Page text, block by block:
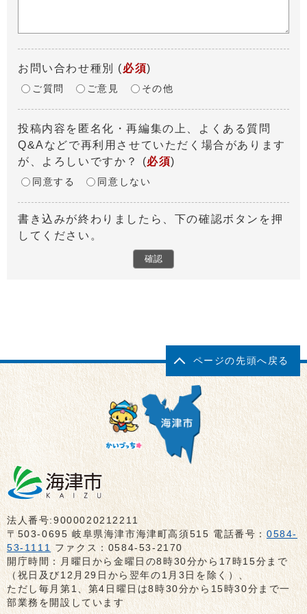
お問い合わせ種別 (必須)
ご質問 ご意見 その他
投稿内容を匿名化・再編集の上、よくある質問
Q&Aなどで再利用させていただく場合があります
が、よろしいですか？
(必須)
同意する 同意しない
書き込みが終わりましたら、下の確認ボタンを押
してください。
確認
ページの先頭へ戻る
法人番号:9000020212211
〒503-0695 岐阜県海津市海津町高須515 電話番号：0584-
53-1111 ファクス：0584-53-2170
開庁時間：月曜日から金曜日の8時30分から17時15分まで
（祝日及び12月29日から翌年の1月3日を除く）、
ただし毎月第1、第4日曜日は8時30分から15時30分まで一
部業務を開設しています